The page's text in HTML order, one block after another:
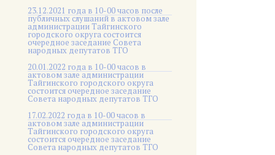
23.12.2021 года в 10-00 часов после
публичных слушаний в актовом зале
администрации Тайгинского
городского округа состоится
очередное заседание Совета
народных депутатов ТГО
20.01.2022 года в 10-00 часов в
актовом зале администрации
Тайгинского городского округа
состоится очередное заседание
Совета народных депутатов ТГО
17.02.2022 года в 10-00 часов в
актовом зале администрации
Тайгинского городского округа
состоится очередное заседание
Совета народных депутатов ТГО